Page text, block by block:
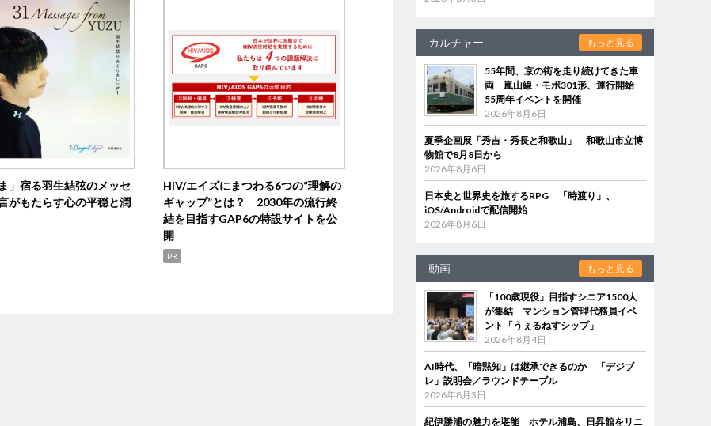
」宿る羽生結弦のメッセ
がもたらす心の平穏と潤
HIV/エイズにまつわる6つの“理解の
ギャップ”とは？ 2030年の流行終
結を目指すGAP6の特設サイトを公
開
PR
カルチャー もっと見る
55年間、京の街を走り続けてきた車
両 嵐山線・モボ301形、運行開始
55周年イベントを開催
2026年8月6日
夏季企画展「秀吉・秀長と和歌山」 和歌山市立博
物館で8月8日から
2026年8月6日
日本史と世界史を旅するRPG 「時渡り」、
iOS/Androidで配信開始
2026年8月6日
動画 もっと見る
「100歳現役」目指すシニア1500人
が集結 マンション管理代務員イベ
ント「うぇるねすシップ」
2026年8月4日
AI時代、「暗黙知」は継承できるのか 「デジブ
レ」説明会／ラウンドテーブル
2026年8月3日
紀伊勝浦の魅力を堪能 ホテル浦島、日昇館をリニ